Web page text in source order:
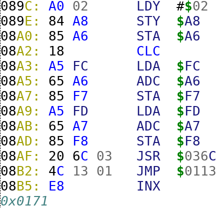
089C: A0 02 LDY #$02
089E: 84 A8 STY $A8
08A0: 85 A6 STA $A6
08A2: 18
CLC
08A3: A5 FC LDA $FC
08A5: 65 A6 ADC $A6
08A7: 85 F7 STA $F7
08A9: A5 FD LDA $FD
08AB: 65 A7 ADC $A7
08AD: 85 F8 STA $F8
08AF: 20 6C 03 JSR $036C
08B2: 4C 13 01 JMP $0113
08B5: E8
INX
0x0171